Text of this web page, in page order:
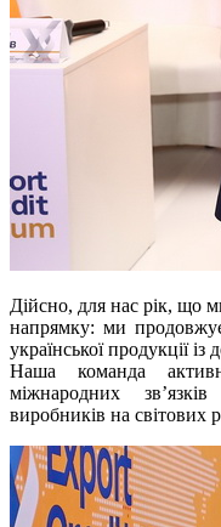
Дійсно, для нас рік, що
напрямку: ми
української продукції
Наша команда
міжнародних
виробників на світових